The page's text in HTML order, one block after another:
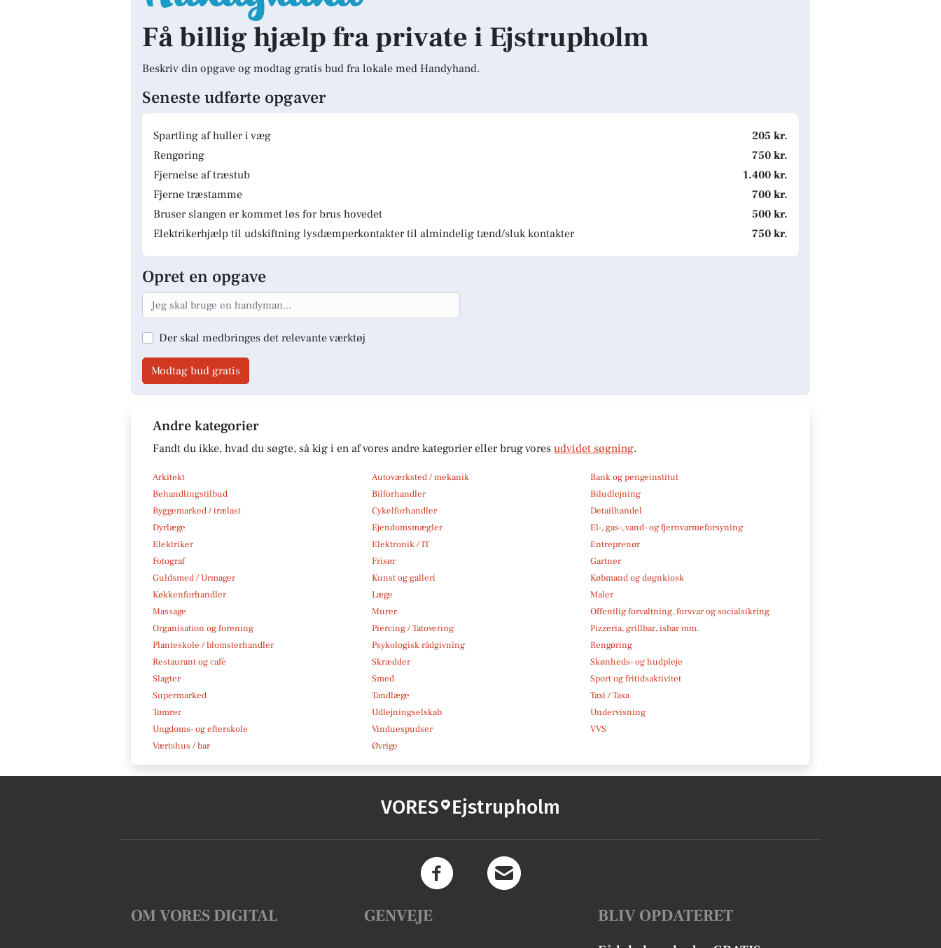
Få billig hjælp fra private i Ejstrupholm
Beskriv din opgave og modtag gratis bud fra lokale med Handyhand.
Seneste udførte opgaver
Spartling af huller i væg
205 kr.
Rengøring
750 kr.
Fjernelse af træstub
1.400 kr.
Fjerne træstamme
700 kr.
Bruser slangen er kommet løs for brus hovedet
500 kr.
Elektrikerhjælp til udskiftning lysdæmperkontakter til almindelig tænd/sluk kontakter
750 kr.
Opret en opgave
Der skal medbringes det relevante værktøj
Modtag bud gratis
Andre kategorier
Fandt du ikke, hvad du søgte, så kig i en af vores andre kategorier eller brug vores udvidet søgning.
Arkitekt Autoværksted / mekanik
Bank og pengeinstitut
Behandlingstilbud
Bilforhandler
Biludlejning
Byggemarked / trælast
Cykelforhandler
Detailhandel
Dyrlæge
Ejendomsmægler
El-, gas-, vand- og fjernvarmeforsyning
Elektriker
Elektronik / IT
Entreprenør
Fotograf
Frisør
Gartner
Guldsmed / Urmager
Kunst og galleri
Købmand og døgnkiosk
Køkkenforhandler
Læge
Maler
Massage
Murer
Offentlig forvaltning, forsvar og socialsikring
Organisation og forening
Piercing / Tatovering
Pizzeria, grillbar, isbar mm.
Planteskole / blomsterhandler
Psykologisk rådgivning
Rengøring
Restaurant og café
Skrædder
Skønheds- og hudpleje
Slagter
Smed
Sport og fritidsaktivitet
Supermarked
Tandlæge
Taxi / Taxa
Tømrer
Udlejningselskab
Undervisning
Ungdoms- og efterskole
Vinduespudser
VVS
Værtshus / bar
Øvrige
VORES Ejstrupholm
OM VORES DIGITAL GENVEJE BLIV OPDATERET